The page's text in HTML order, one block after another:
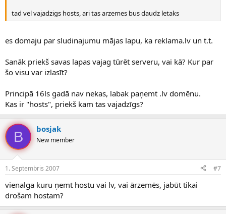
tad vel vajadzigs hosts, ari tas arzemes bus daudz letaks
es domaju par sludinajumu mājas lapu, ka reklama.lv un t.t.
Sanāk priekš savas lapas vajag tūrēt serveru, vai kā? Kur par
šo visu var izlasīt?
Principā 16ls gadā nav nekas, labak paņemt .lv domēnu.
Kas ir "hosts", priekš kam tas vajadzīgs?
B bosjak
New member
1. Septembris 2007 #7
vienalga kuru ņemt hostu vai lv, vai ārzemēs, jabūt tikai
drošam hostam?